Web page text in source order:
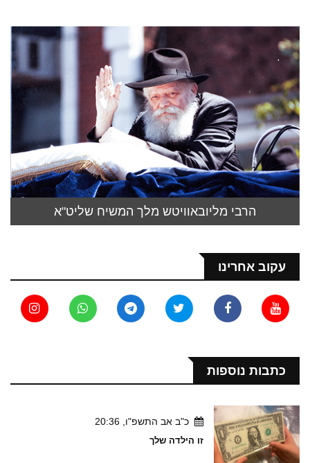
הרבי מליובאוויטש מלך המשיח שליט"א
עקוב אחרינו
כתבות נוספות
כ"ב אב התשפ"ו, 20:36
זו הילדה שלך